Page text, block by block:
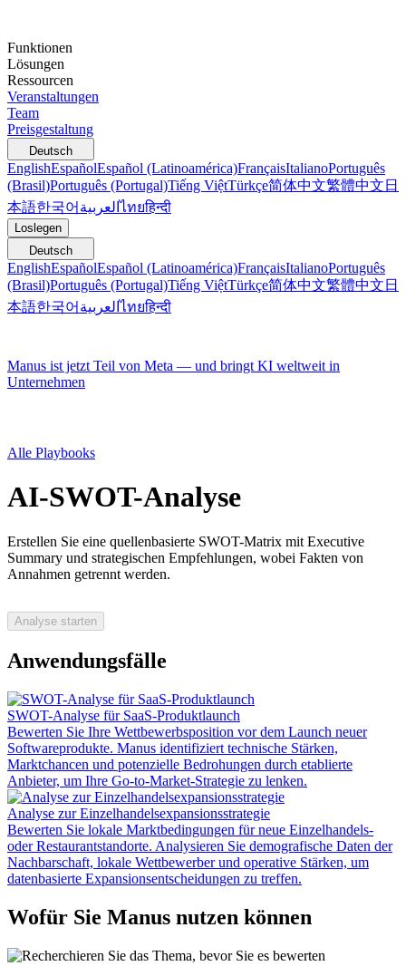
Funktionen
Lösungen
Ressourcen
Veranstaltungen
Team
Preisgestaltung
Deutsch
EnglishEspañolEspañol (Latinoamérica)FrançaisItalianoPortuguês
(Brasil)Português (Portugal)Tiếng ViệtTürkçe简体中文繁體中文 日
本語한국어 العربيةไทยहिन्दी
Loslegen
Deutsch
EnglishEspañolEspañol (Latinoamérica)FrançaisItalianoPortuguês
(Brasil)Português (Portugal)Tiếng ViệtTürkçe简体中文繁體中文 日
本語한국어 العربيةไทยहिन्दी
Manus ist jetzt Teil von Meta — und bringt KI weltweit in
Unternehmen
Alle Playbooks
AI-SWOT-Analyse
Erstellen Sie eine quellenbasierte SWOT-Matrix mit Executive
Summary und strategischen Empfehlungen, wobei Fakten von
Annahmen getrennt werden.
Analyse starten
Anwendungsfälle
SWOT-Analyse für SaaS-Produktlaunch
Bewerten Sie Ihre Wettbewerbsposition vor dem Launch neuer
Softwareprodukte. Manus identifiziert technische Stärken,
Marktchancen und potenzielle Bedrohungen durch etablierte
Anbieter, um Ihre Go-to-Market-Strategie zu lenken.
Analyse zur Einzelhandelsexpansionsstrategie
Bewerten Sie lokale Marktbedingungen für neue Einzelhandels-
oder Restaurantstandorte. Analysieren Sie demografische Daten der
Nachbarschaft, lokale Wettbewerber und operative Stärken, um
datenbasierte Expansionsentscheidungen zu treffen.
Wofür Sie Manus nutzen können